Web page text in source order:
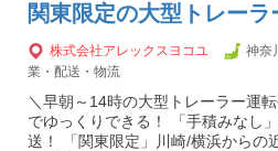
関東限定の大型トレーラ
株式会社アレックスヨコユ 神奈
業・配送・物流
＼早朝～14時の大型トレーラー運
でゆっくりできる！ 「手積みなし
送！ 「関東限定」川崎/横浜からの